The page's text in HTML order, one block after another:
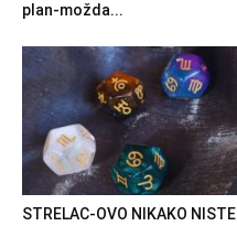
plan-možda...
STRELAC-OVO NIKAKO NISTE